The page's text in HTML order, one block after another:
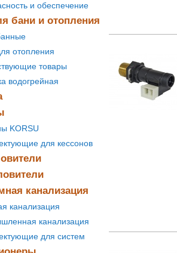
и обеспечение
бани и отопления
отопления
товары
водогрейная
KORSU
для кессонов
канализация
канализация
канализация
для систем